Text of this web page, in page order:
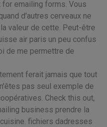
emailing forms. Vous
d'autres cerveaux ne
valeur de cette. Peut-être
air paris un peu confus
de me permettre de
ferait jamais que tout
pas seul exemple de
Check this out,
business prendre la
fichiers dadresses